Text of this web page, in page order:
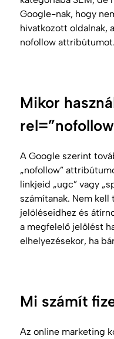
Google-nak, hogy
hivatkozott oldalnak,
nofollow attribútumot.
Mikor
A Google szerint
„nofollow”
linkjeid „ugc” vagy
számítanak. Nem
jelöléseidhez és
a megfelelő jelölést
elhelyezésekor, ha
Mi számít
Azonline marketing